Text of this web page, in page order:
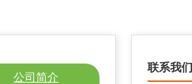
公司简介
联系我们